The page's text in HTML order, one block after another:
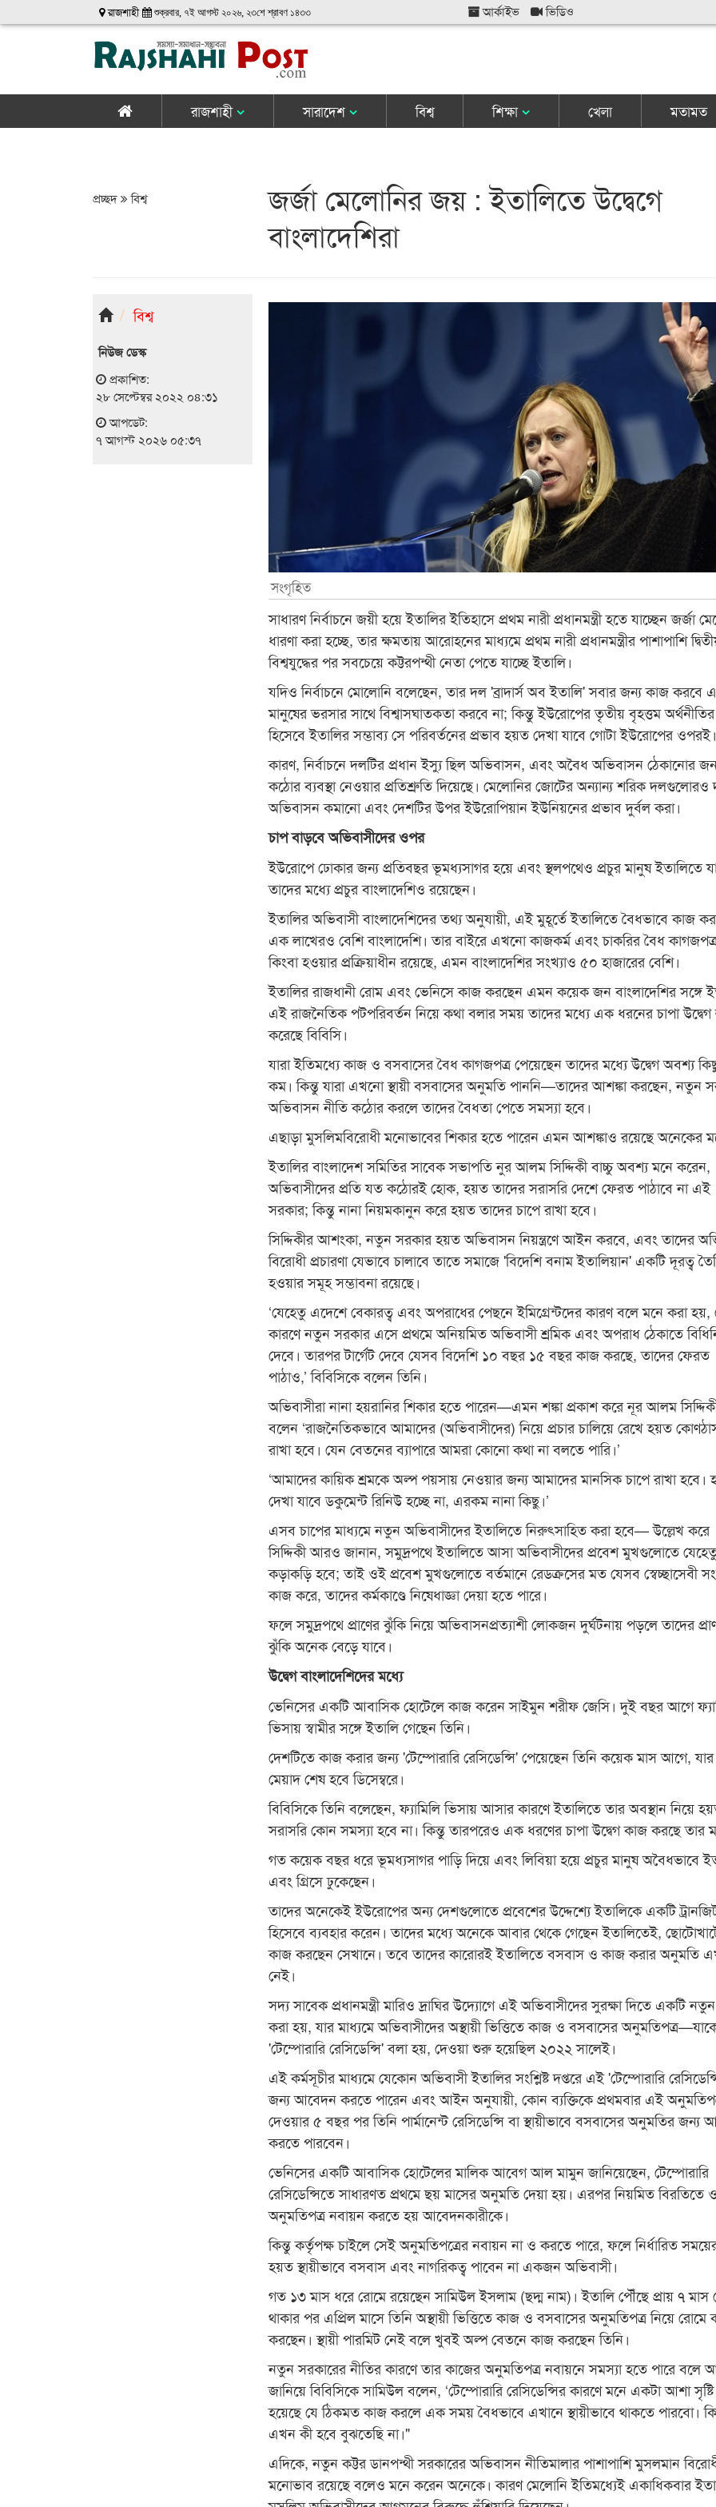
রাজশাহী শুক্রবার, ৭ই আগস্ট ২০২৬, ২৩শে শ্রাবণ ১৪৩৩ আর্কাইভ ভিডিও
রাজশাহী সারাদেশ বিশ্ব শিক্ষা খেলা মতামত
প্রচ্ছদ বিশ্ব
জর্জা মেলোনির জয় : ইতালিতে উদ্বেগে
বাংলাদেশিরা
বিশ্ব
নিউজ ডেস্ক
প্রকাশিত:
২৮ সেপ্টেম্বর ২০২২ ০৪:৩১
আপডেট:
৭ আগস্ট ২০২৬ ০৫:৩৭
সংগৃহিত
সাধারণ নির্বাচনে জয়ী হয়ে ইতালির ইতিহাসে প্রথম নারী প্রধানমন্ত্রী হতে যাচ্ছেন জর্জা
ধারণা করা হচ্ছে, তার ক্ষমতায় আরোহনের মাধ্যমে প্রথম নারী প্রধানমন্ত্রীর পাশাপাশি
বিশ্বযুদ্ধের পর সবচেয়ে কট্টরপন্থী নেতা পেতে যাচ্ছে ইতালি।
যদিও নির্বাচনে মোলোনি বলেছেন, তার দল 'ব্রাদার্স অব ইতালি' সবার জন্য কাজ করবে
মানুষের ভরসার সাথে বিশ্বাসঘাতকতা করবে না; কিন্তু ইউরোপের তৃতীয় বৃহত্তম
হিসেবে ইতালির সম্ভাব্য সে পরিবর্তনের প্রভাব হয়ত দেখা যাবে গোটা ইউরোপের ওপরই।
কারণ, নির্বাচনে দলটির প্রধান ইস্যু ছিল অভিবাসন, এবং অবৈধ অভিবাসন ঠেকানোর
কঠোর ব্যবস্থা নেওয়ার প্রতিশ্রুতি দিয়েছে। মেলোনির জোটের অন্যান্য শরিক দলগুলোরও
অভিবাসন কমানো এবং দেশটির উপর ইউরোপিয়ান ইউনিয়নের প্রভাব দুর্বল করা।
চাপ বাড়বে অভিবাসীদের ওপর
ইউরোপে ঢোকার জন্য প্রতিবছর ভূমধ্যসাগর হয়ে এবং স্থলপথেও প্রচুর মানুষ ইতালিতে
তাদের মধ্যে প্রচুর বাংলাদেশিও রয়েছেন।
ইতালির অভিবাসী বাংলাদেশিদের তথ্য অনুযায়ী, এই মুহূর্তে ইতালিতে বৈধভাবে কাজ
এক লাখেরও বেশি বাংলাদেশি। তার বাইরে এখনো কাজকর্ম এবং চাকরির বৈধ
কিংবা হওয়ার প্রক্রিয়াধীন রয়েছে, এমন বাংলাদেশির সংখ্যাও ৫০ হাজারের বেশি।
ইতালির রাজধানী রোম এবং ভেনিসে কাজ করছেন এমন কয়েক জন বাংলাদেশির সঙ্গে
এই রাজনৈতিক পটপরিবর্তন নিয়ে কথা বলার সময় তাদের মধ্যে এক ধরনের চাপা উদ্বেগ
করেছে বিবিসি।
যারা ইতিমধ্যে কাজ ও বসবাসের বৈধ কাগজপত্র পেয়েছেন তাদের মধ্যে উদ্বেগ অবশ্য
কম। কিন্তু যারা এখনো স্থায়ী বসবাসের অনুমতি পাননি—তাদের আশঙ্কা করছেন, নতুন
অভিবাসন নীতি কঠোর করলে তাদের বৈধতা পেতে সমস্যা হবে।
এছাড়া মুসলিমবিরোধী মনোভাবের শিকার হতে পারেন এমন আশঙ্কাও রয়েছে অনেকের
ইতালির বাংলাদেশ সমিতির সাবেক সভাপতি নুর আলম সিদ্দিকী বাচ্চু অবশ্য মনে করেন,
অভিবাসীদের প্রতি যত কঠোরই হোক, হয়ত তাদের সরাসরি দেশে ফেরত পাঠাবে না এই
সরকার; কিন্তু নানা নিয়মকানুন করে হয়ত তাদের চাপে রাখা হবে।
সিদ্দিকীর আশংকা, নতুন সরকার হয়ত অভিবাসন নিয়ন্ত্রণে আইন করবে, এবং তাদের
বিরোধী প্রচারণা যেভাবে চালাবে তাতে সমাজে 'বিদেশি বনাম ইতালিয়ান' একটি দূরত্ব
হওয়ার সমূহ সম্ভাবনা রয়েছে।
‘যেহেতু এদেশে বেকারত্ব এবং অপরাধের পেছনে ইমিগ্রেন্টদের কারণ বলে মনে করা হয়,
কারণে নতুন সরকার এসে প্রথমে অনিয়মিত অভিবাসী শ্রমিক এবং অপরাধ ঠেকাতে
দেবে। তারপর টার্গেট দেবে যেসব বিদেশি ১০ বছর ১৫ বছর কাজ করছে, তাদের ফেরত
পাঠাও,’ বিবিসিকে বলেন তিনি।
অভিবাসীরা নানা হয়রানির শিকার হতে পারেন—এমন শঙ্কা প্রকাশ করে নূর আলম
বলেন ‘রাজনৈতিকভাবে আমাদের (অভিবাসীদের) নিয়ে প্রচার চালিয়ে রেখে হয়ত
রাখা হবে। যেন বেতনের ব্যাপারে আমরা কোনো কথা না বলতে পারি।’
‘আমাদের কায়িক শ্রমকে অল্প পয়সায় নেওয়ার জন্য আমাদের মানসিক চাপে রাখা হবে।
দেখা যাবে ডকুমেন্ট রিনিউ হচ্ছে না, এরকম নানা কিছু।’
এসব চাপের মাধ্যমে নতুন অভিবাসীদের ইতালিতে নিরুৎসাহিত করা হবে— উল্লেখ করে
সিদ্দিকী আরও জানান, সমুদ্রপথে ইতালিতে আসা অভিবাসীদের প্রবেশ মুখগুলোতে
কড়াকড়ি হবে; তাই ওই প্রবেশ মুখগুলোতে বর্তমানে রেডক্রসের মত যেসব স্বেচ্ছাসেবী
কাজ করে, তাদের কর্মকাণ্ডে নিষেধাজ্ঞা দেয়া হতে পারে।
ফলে সমুদ্রপথে প্রাণের ঝুঁকি নিয়ে অভিবাসনপ্রত্যাশী লোকজন দুর্ঘটনায় পড়লে তাদের
ঝুঁকি অনেক বেড়ে যাবে।
উদ্বেগ বাংলাদেশিদের মধ্যে
ভেনিসের একটি আবাসিক হোটেলে কাজ করেন সাইমুন শরীফ জেসি। দুই বছর আগে
ভিসায় স্বামীর সঙ্গে ইতালি গেছেন তিনি।
দেশটিতে কাজ করার জন্য 'টেম্পোরারি রেসিডেন্সি' পেয়েছেন তিনি কয়েক মাস আগে, যার
মেয়াদ শেষ হবে ডিসেম্বরে।
বিবিসিকে তিনি বলেছেন, ফ্যামিলি ভিসায় আসার কারণে ইতালিতে তার অবস্থান নিয়ে
সরাসরি কোন সমস্যা হবে না। কিন্তু তারপরেও এক ধরণের চাপা উদ্বেগ কাজ করছে তার
গত কয়েক বছর ধরে ভূমধ্যসাগর পাড়ি দিয়ে এবং লিবিয়া হয়ে প্রচুর মানুষ অবৈধভাবে
এবং গ্রিসে ঢুকেছেন।
তাদের অনেকেই ইউরোপের অন্য দেশগুলোতে প্রবেশের উদ্দেশ্যে ইতালিকে একটি
হিসেবে ব্যবহার করেন। তাদের মধ্যে অনেকে আবার থেকে গেছেন ইতালিতেই,
কাজ করছেন সেখানে। তবে তাদের কারোরই ইতালিতে বসবাস ও কাজ করার অনুমতি
নেই।
সদ্য সাবেক প্রধানমন্ত্রী মারিও দ্রাঘির উদ্যোগে এই অভিবাসীদের সুরক্ষা দিতে একটি
করা হয়, যার মাধ্যমে অভিবাসীদের অস্থায়ী ভিত্তিতে কাজ ও বসবাসের
'টেম্পোরারি রেসিডেন্সি' বলা হয়, দেওয়া শুরু হয়েছিল ২০২২ সালেই।
এই কর্মসূচীর মাধ্যমে যেকোন অভিবাসী ইতালির সংশ্লিষ্ট দপ্তরে এই 'টেম্পোরারি
জন্য আবেদন করতে পারেন এবং আইন অনুযায়ী, কোন ব্যক্তিকে প্রথমবার এই
দেওয়ার ৫ বছর পর তিনি পার্মানেন্ট রেসিডেন্সি বা স্থায়ীভাবে বসবাসের অনুমতির জন্য
করতে পারবেন।
ভেনিসের একটি আবাসিক হোটেলের মালিক আবেগ আল মামুন জানিয়েছেন, টেম্পোরারি
রেসিডেন্সিতে সাধারণত প্রথমে ছয় মাসের অনুমতি দেয়া হয়। এরপর নিয়মিত বিরতিতে
অনুমতিপত্র নবায়ন করতে হয় আবেদনকারীকে।
কিন্তু কর্তৃপক্ষ চাইলে সেই অনুমতিপত্রের নবায়ন না ও করতে পারে, ফলে নির্ধারিত
হয়ত স্থায়ীভাবে বসবাস এবং নাগরিকত্ব পাবেন না একজন অভিবাসী।
গত ১৩ মাস ধরে রোমে রয়েছেন সামিউল ইসলাম (ছদ্ম নাম)। ইতালি পৌঁছে প্রায় ৭ মাস
থাকার পর এপ্রিল মাসে তিনি অস্থায়ী ভিত্তিতে কাজ ও বসবাসের অনুমতিপত্র নিয়ে রোমে
করছেন। স্থায়ী পারমিট নেই বলে খুবই অল্প বেতনে কাজ করছেন তিনি।
নতুন সরকারের নীতির কারণে তার কাজের অনুমতিপত্র নবায়নে সমস্যা হতে পারে বলে
জানিয়ে বিবিসিকে সামিউল বলেন, ‘টেম্পোরারি রেসিডেন্সির কারণে মনে একটা আশা সৃষ্টি
হয়েছে যে ঠিকমত কাজ করলে এক সময় বৈধভাবে এখানে স্থায়ীভাবে থাকতে পারবো।
এখন কী হবে বুঝতেছি না।"
এদিকে, নতুন কট্টর ডানপন্থী সরকারের অভিবাসন নীতিমালার পাশাপাশি মুসলমান
মনোভাব রয়েছে বলেও মনে করেন অনেকে। কারণ মেলোনি ইতিমধ্যেই একাধিকবার